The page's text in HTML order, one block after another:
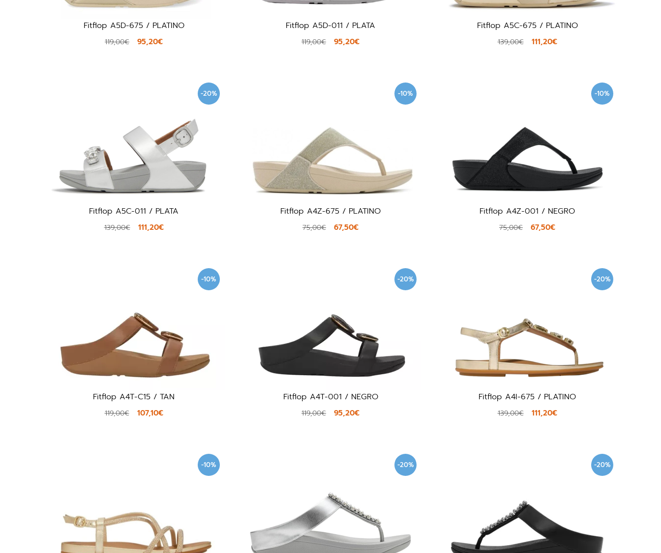
Fitflop A5D-675 / PLATINO
119,00€ 95,20€
Fitflop A5D-011 / PLATA
119,00€ 95,20€
Fitflop A5C-675 / PLATINO
139,00€ 111,20€
-20%
Fitflop A5C-011 / PLATA
139,00€ 111,20€
-10%
Fitflop A4Z-675 / PLATINO
75,00€ 67,50€
-10%
Fitflop A4Z-001 / NEGRO
75,00€ 67,50€
-10%
Fitflop A4T-C15 / TAN
119,00€ 107,10€
-20%
Fitflop A4T-001 / NEGRO
119,00€ 95,20€
-20%
Fitflop A4I-675 / PLATINO
139,00€ 111,20€
-10% -20% -20%